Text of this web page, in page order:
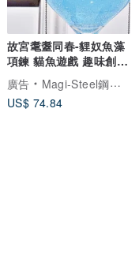
故宮耄耋同春-貍奴魚藻
項鍊 貓魚遊戲 趣味創意
項鍊 愛貓族 禮物
廣告
Magi-Steel鋼之藝薄鋼飾品 故宮授權聯名商品 台灣設計製造
US$ 74.84